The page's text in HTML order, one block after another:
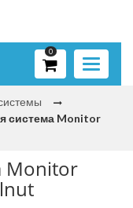
Toggle
0
система Monitor
Monitor